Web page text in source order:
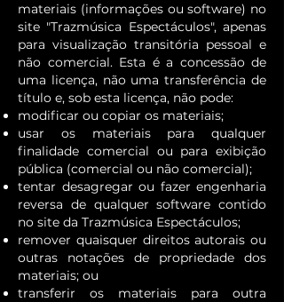
materiais (informações ou software) no
site "Trazmúsica Espectáculos", apenas
para visualização transitória pessoal e
não comercial. Esta é a concessão de
uma licença, não uma transferência de
título e, sob esta licença, não pode:
modificar ou copiar os materiais;
usar os materiais para qualquer
finalidade comercial ou para exibição
pública (comercial ou não comercial);
tentar desagregar ou fazer engenharia
reversa de qualquer software contido
no site da Trazmúsica Espectáculos;
remover quaisquer direitos autorais ou
outras notações de propriedade dos
materiais; ou
transferir os materiais para outra